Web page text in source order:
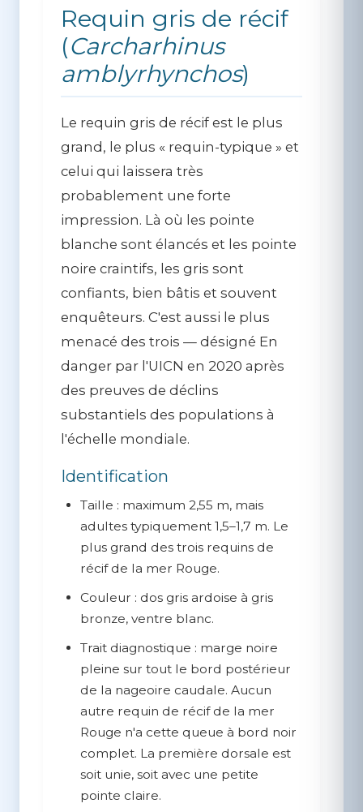
Requin gris de récif
(Carcharhinus
amblyrhynchos)
Le requin gris de récif est le plus
grand, le plus « requin-typique » et
celui qui laissera très
probablement une forte
impression. Là où les pointe
blanche sont élancés et les pointe
noire craintifs, les gris sont
confiants, bien bâtis et souvent
enquêteurs. C'est aussi le plus
menacé des trois — désigné En
danger par l'UICN en 2020 après
des preuves de déclins
substantiels des populations à
l'échelle mondiale.
Identification
Taille : maximum 2,55 m, mais
adultes typiquement 1,5–1,7 m. Le
plus grand des trois requins de
récif de la mer Rouge.
Couleur : dos gris ardoise à gris
bronze, ventre blanc.
Trait diagnostique : marge noire
pleine sur tout le bord postérieur
de la nageoire caudale. Aucun
autre requin de récif de la mer
Rouge n'a cette queue à bord noir
complet. La première dorsale est
soit unie, soit avec une petite
pointe claire.